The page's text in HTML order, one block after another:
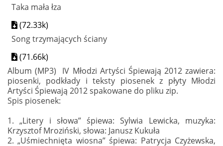
Taka mała łza
(72.33k)
Song trzymających ściany
(71.66k)
Album (MP3) IV Młodzi Artyści Śpiewają 2012 zawiera:
piosenki, podkłady i teksty piosenek z płyty Młodzi
Artyści Śpiewają 2012 spakowane do pliku zip.
Spis piosenek:
1. „Litery i słowa” śpiewa: Sylwia Lewicka, muzyka:
Krzysztof Mroziński, słowa: Janusz Kukuła
2. „Uśmiechnięta wiosna” śpiewa: Patrycja Czyżewska,